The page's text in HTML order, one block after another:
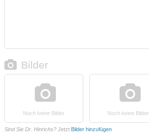
Bilder
Noch keine Bilder Noch keine Bilder
Sind Sie Dr. Hinrichs? Jetzt Bilder hinzufügen